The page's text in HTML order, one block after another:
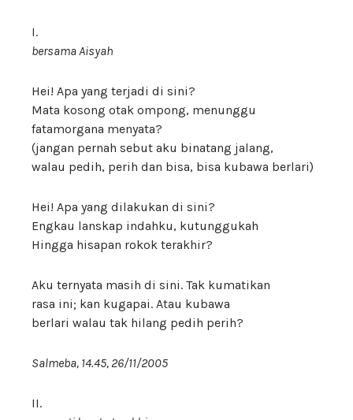
I.
bersama Aisyah
Hei! Apa yang terjadi di sini?
Mata kosong otak ompong, menunggu
fatamorgana menyata?
(jangan pernah sebut aku binatang jalang,
walau pedih, perih dan bisa, bisa kubawa berlari)
Hei! Apa yang dilakukan di sini?
Engkau lanskap indahku, kutunggukah
Hingga hisapan rokok terakhir?
Aku ternyata masih di sini. Tak kumatikan
rasa ini; kan kugapai. Atau kubawa
berlari walau tak hilang pedih perih?
Salmeba, 14.45, 26/11/2005
II.